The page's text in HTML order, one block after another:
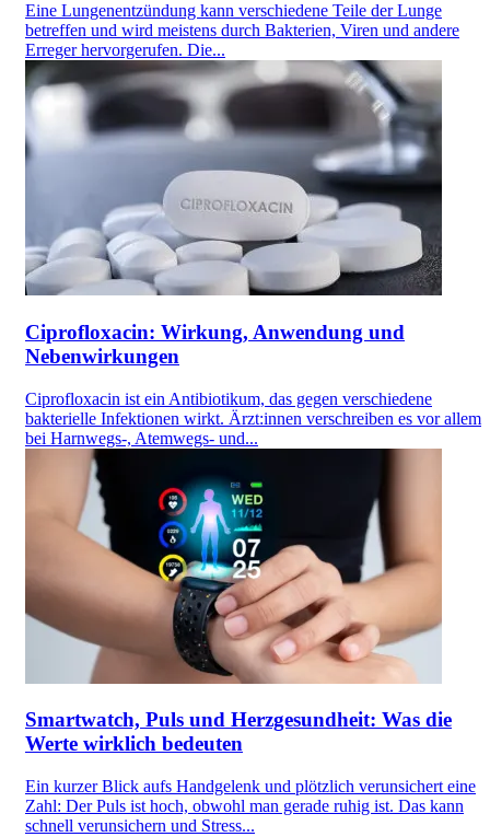
Eine Lungenentzündung kann verschiedene Teile der Lunge
betreffen und wird meistens durch Bakterien, Viren und andere
Erreger hervorgerufen. Die...
Ciprofloxacin: Wirkung, Anwendung und
Nebenwirkungen
Ciprofloxacin ist ein Antibiotikum, das gegen verschiedene
bakterielle Infektionen wirkt. Ärzt:innen verschreiben es vor allem
bei Harnwegs-, Atemwegs- und...
Smartwatch, Puls und Herzgesundheit: Was die
Werte wirklich bedeuten
Ein kurzer Blick aufs Handgelenk und plötzlich verunsichert eine
Zahl: Der Puls ist hoch, obwohl man gerade ruhig ist. Das kann
schnell verunsichern und Stress...